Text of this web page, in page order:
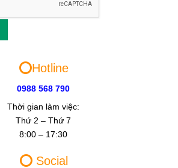
⭕️Hotline
0988 568 790
Thời gian làm việc:
Thứ 2 – Thứ 7
8:00 – 17:30
⭕️ Social